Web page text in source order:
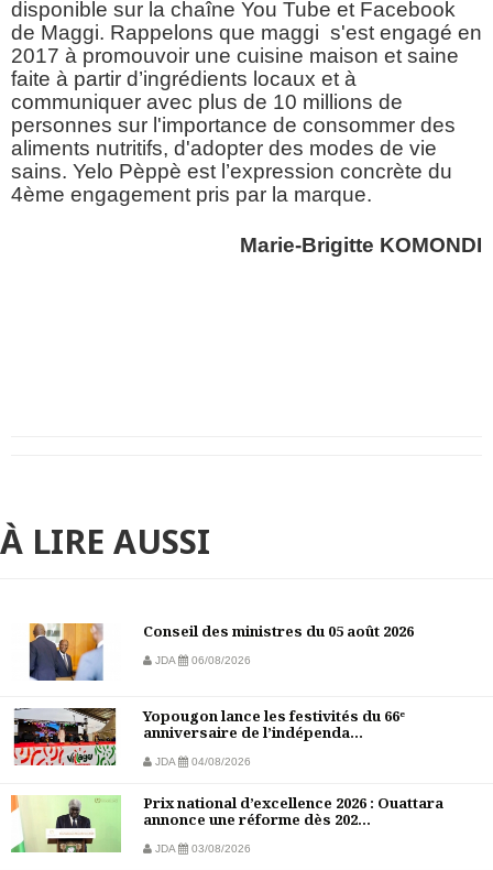
disponible sur la chaîne You Tube et Facebook
de Maggi. Rappelons que maggi s'est engagé en
2017 à promouvoir une cuisine maison et saine
faite à partir d’ingrédients locaux et à
communiquer avec plus de 10 millions de
personnes sur l'importance de consommer des
aliments nutritifs, d'adopter des modes de vie
sains. Yelo Pѐppѐ est l’expression concrète du
4ème engagement pris par la marque.
Marie-Brigitte KOMONDI
À LIRE AUSSI
Conseil des ministres du 05 août 2026
JDA 06/08/2026
Yopougon lance les festivités du 66ᵉ
anniversaire de l’indépenda...
JDA 04/08/2026
Prix national d’excellence 2026 : Ouattara
annonce une réforme dès 202...
JDA 03/08/2026